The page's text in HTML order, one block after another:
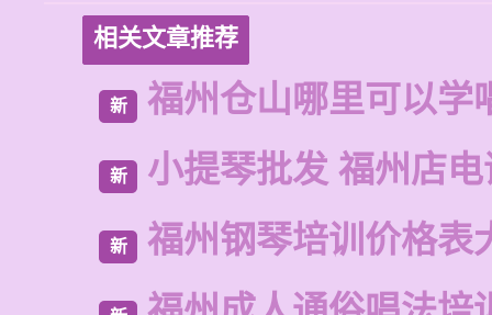
相关文章推荐
新 福州仓山哪里可以学
新 小提琴批发 福州店
新 福州钢琴培训价格表